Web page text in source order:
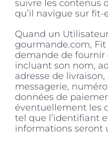
suivre les contenus
qu’il navigue sur
Quand un
gourmande.com,
demande de
incluant son nom,
adresse de livraison,
messagerie,
données de
éventuellement les
tel que l’identifiant
informations seront